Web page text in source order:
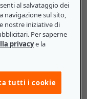
dei dati
DDL):
le
di un team
al salvataggio dei
navigazione sul sito,
nostre iniziative di
Per saperne
privacye la
tutti i cookie